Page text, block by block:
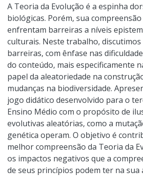
A Teoria da Evolução é a espinha
biológicas. Porém, sua compreensão
enfrentam barreiras a níveis
culturais. Neste trabalho,
barreiras, com ênfase nas
do conteúdo, mais especificamente
papel da aleatoriedade na
mudanças na biodiversidade.
jogo didático desenvolvido para o
Ensino Médio com o propósito de
evolutivas aleatórias, como a
genética operam. O objetivo é
melhor compreensão da Teoria da
os impactos negativos que a
de seus princípios podem ter na sua